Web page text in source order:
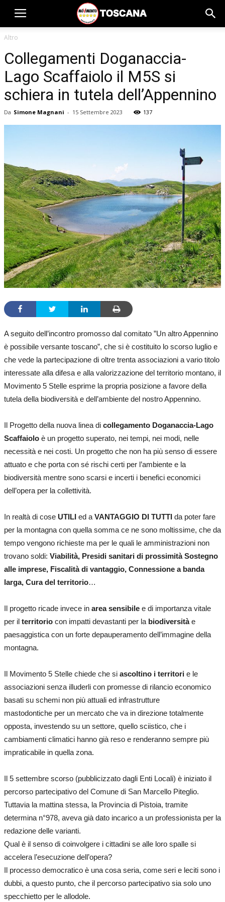
Altro
Collegamenti Doganaccia-
Lago Scaffaiolo il M5S si
schiera in tutela dell’Appennino
Da Simone Magnani - 15 Settembre 2023 137
A seguito dell’incontro promosso dal comitato ”Un altro Appennino
è possibile versante toscano”, che si è costituito lo scorso luglio e
che vede la partecipazione di oltre trenta associazioni a vario titolo
interessate alla difesa e alla valorizzazione del territorio montano, il
Movimento 5 Stelle esprime la propria posizione a favore della
tutela della biodiversità e dell’ambiente del nostro Appennino.
Il Progetto della nuova linea di collegamento Doganaccia-Lago
Scaffaiolo è un progetto superato, nei tempi, nei modi, nelle
necessità e nei costi. Un progetto che non ha più senso di essere
attuato e che porta con sé rischi certi per l’ambiente e la
biodiversità mentre sono scarsi e incerti i benefici economici
dell’opera per la collettività.
In realtà di cose UTILI ed a VANTAGGIO DI TUTTI da poter fare
per la montagna con quella somma ce ne sono moltissime, che da
tempo vengono richieste ma per le quali le amministrazioni non
trovano soldi: Viabilità, Presidi sanitari di prossimità Sostegno
alle imprese, Fiscalità di vantaggio, Connessione a banda
larga, Cura del territorio…
Il progetto ricade invece in area sensibile e di importanza vitale
per il territorio con impatti devastanti per la biodiversitàe
paesaggistica con un forte depauperamento dell’immagine della
montagna.
Il Movimento 5 Stelle chiede che si ascoltino i territori e le
associazioni senza illuderli con promesse di rilancio economico
basati su schemi non più attuali ed infrastrutture
mastodontiche per un mercato che va in direzione totalmente
opposta, investendo su un settore, quello sciistico, che i
cambiamenti climatici hanno già reso e renderanno sempre più
impraticabile in quella zona.
Il 5 settembre scorso (pubblicizzato dagli Enti Locali) è iniziato il
percorso partecipativo del Comune di San Marcello Piteglio.
Tuttavia la mattina stessa, la Provincia di Pistoia, tramite
determina n°978, aveva già dato incarico a un professionista per la
redazione delle varianti.
Qual è il senso di coinvolgere i cittadini se alle loro spalle si
accelera l’esecuzione dell’opera?
Il processo democratico è una cosa seria, come seri e leciti sono i
dubbi, a questo punto, che il percorso partecipativo sia solo uno
specchietto per le allodole.